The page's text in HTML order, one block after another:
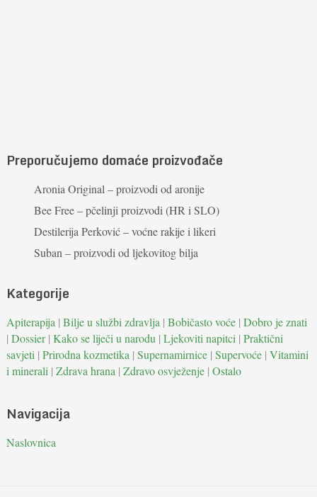
Preporučujemo domaće proizvođače
Aronia Original – proizvodi od aronije
Bee Free – pčelinji proizvodi (HR i SLO)
Destilerija Perković – voćne rakije i likeri
Suban – proizvodi od ljekovitog bilja
Kategorije
Apiterapija | Bilje u službi zdravlja | Bobičasto voće| Dobro je znati
| Dossier| Kako se liječi u narodu | Ljekoviti napitci | Praktični
savjeti | Prirodna kozmetika | Supernamirnice| Supervoće| Vitamini
i minerali | Zdrava hrana | Zdravo osvježenje| Ostalo
Navigacija
Naslovnica